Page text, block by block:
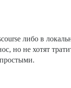
либо в
но не хотят